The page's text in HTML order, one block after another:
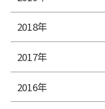
2018年
2017年
2016年